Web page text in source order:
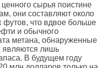
сырья поистине
они составляют около
футов, что вдвое больше
и обычного
метана, обнаруженные
лишь
В будущем году